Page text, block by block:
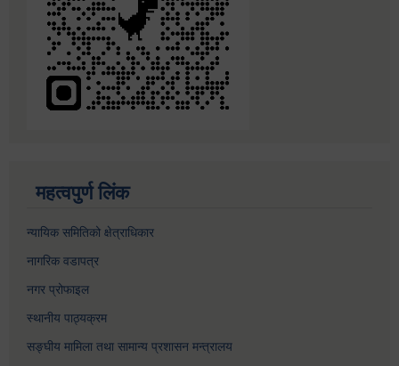
महत्वपुर्ण लिंक
न्यायिक समितिको क्षेत्राधिकार
नागरिक वडापत्र
नगर प्रोफाइल
स्थानीय पाठ्यक्रम
सङ्घीय मामिला तथा सामान्य प्रशासन मन्त्रालय